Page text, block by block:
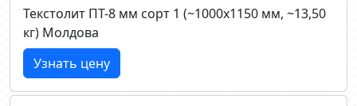
Текстолит ПТ-8 мм сорт 1 (~1000х1150 мм, ~13,50
кг) Молдова
Узнать цену